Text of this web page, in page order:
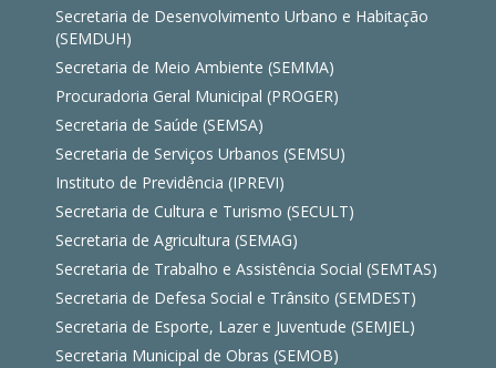
Secretaria de Desenvolvimento Urbano e Habitação
(SEMDUH)
Secretaria de Meio Ambiente (SEMMA)
Procuradoria Geral Municipal (PROGER)
Secretaria de Saúde (SEMSA)
Secretaria de Serviços Urbanos (SEMSU)
Instituto de Previdência (IPREVI)
Secretaria de Cultura e Turismo (SECULT)
Secretaria de Agricultura (SEMAG)
Secretaria de Trabalho e Assistência Social (SEMTAS)
Secretaria de Defesa Social e Trânsito (SEMDEST)
Secretaria de Esporte, Lazer e Juventude (SEMJEL)
Secretaria Municipal de Obras (SEMOB)